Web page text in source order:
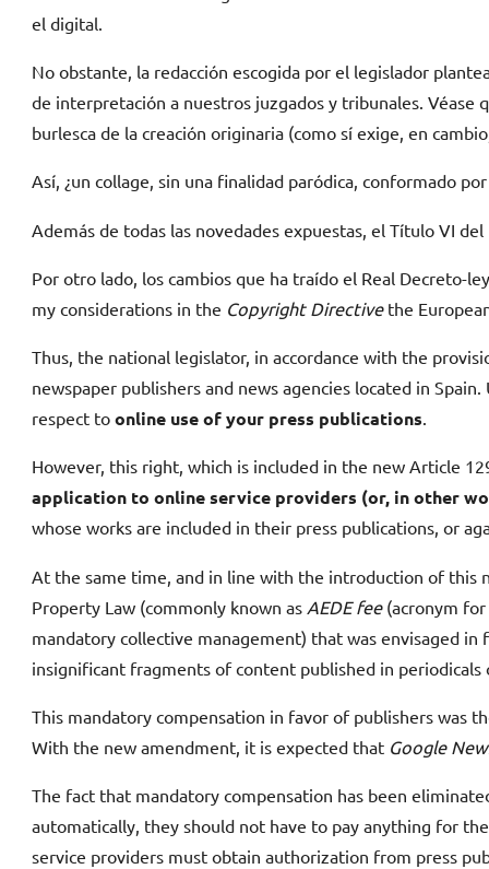
el digital.
No obstante, la redacción escogida por el legislador
de interpretación a nuestros juzgados y tribunales. Véase
burlesca de la creación originaria (como sí exige, en
Así, ¿un collage, sin una finalidad paródica, conformado
Además de todas las novedades expuestas, el Título VI
Por otro lado, los cambios que ha traído el Real Decreto-
my considerations in the Copyright Directivethe
Thus, the national legislator, in accordance with the
newspaper publishers and news agencies located in
respect toonline use of your press publications.
However, this right, which is included in the new Article
application to online service providers (or, in other
whose works are included in their press publications, or
At the same time, and in line with the introduction of this
Property Law (commonly known as AEDE fee(acronym for
mandatory collective management) that was envisaged
insignificant fragments of content published in periodicals
This mandatory compensation in favor of publishers was
With the new amendment, it is expected that Google
The fact that mandatory compensation has been
automatically, they should not have to pay anything for
service providers must obtain authorization from press